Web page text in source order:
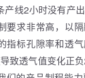
产线2小时没有产
要求非常高，以隔
指标孔隙率和透
致透气值变化正